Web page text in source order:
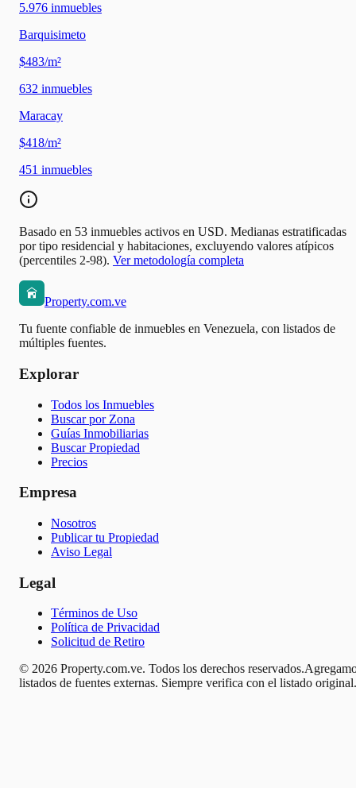
5.976 inmuebles
Barquisimeto
$483/m²
632 inmuebles
Maracay
$418/m²
451 inmuebles
Basado en 53 inmuebles activos en USD. Medianas estratificadas
por tipo residencial y habitaciones, excluyendo valores atípicos
(percentiles 2-98). Ver metodología completa
Property.com.ve
Tu fuente confiable de inmuebles en Venezuela, con listados de
múltiples fuentes.
Explorar
Todos los Inmuebles
Buscar por Zona
Guías Inmobiliarias
Buscar Propiedad
Precios
Empresa
Nosotros
Publicar tu Propiedad
Aviso Legal
Legal
Términos de Uso
Política de Privacidad
Solicitud de Retiro
© 2026 Property.com.ve. Todos los derechos reservados.
listados de fuentes externas. Siempre verifica con el listado original.